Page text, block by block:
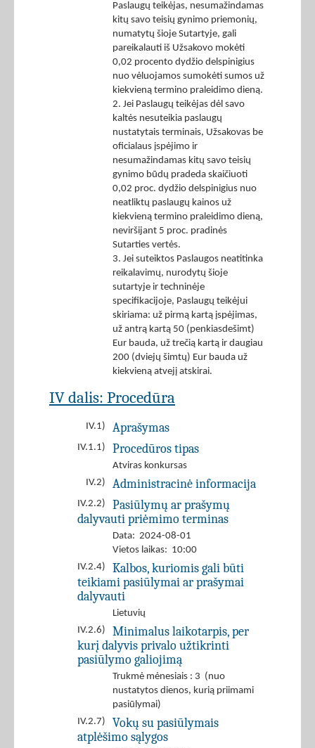
Paslaugų teikėjas, nesumažindamas
kitų savo teisių gynimo priemonių,
numatytų šioje Sutartyje, gali
pareikalauti iš Užsakovo mokėti
0,02 procento dydžio delspinigius
nuo vėluojamos sumokėti sumos už
kiekvieną termino praleidimo dieną.
2. Jei Paslaugų teikėjas dėl savo
kaltės nesuteikia paslaugų
nustatytais terminais, Užsakovas be
oficialaus įspėjimo ir
nesumažindamas kitų savo teisių
gynimo būdų pradeda skaičiuoti
0,02 proc. dydžio delspinigius nuo
neatliktų paslaugų kainos už
kiekvieną termino praleidimo dieną,
neviršijant 5 proc. pradinės
Sutarties vertės.
3. Jei suteiktos Paslaugos neatitinka
reikalavimų, nurodytų šioje
sutartyje ir techninėje
specifikacijoje, Paslaugų teikėjui
skiriama: už pirmą kartą įspėjimas,
už antrą kartą 50 (penkiasdešimt)
Eur bauda, už trečią kartą ir daugiau
200 (dviejų šimtų) Eur bauda už
kiekvieną atvejį atskirai.
IV dalis: Procedūra
IV.1) Aprašymas
IV.1.1) Procedūros tipas
Atviras konkursas
IV.2)
Administracinė informacija
IV.2.2)
Pasiūlymų ar prašymų
dalyvauti priėmimo terminas
Data: 2024-08-01
Vietos laikas: 10:00
IV.2.4)
Kalbos, kuriomis gali būti
teikiami pasiūlymai ar prašymai
dalyvauti
Lietuvių
IV.2.6)
Minimalus laikotarpis, per
kurį dalyvis privalo užtikrinti
pasiūlymo galiojimą
Trukmė mėnesiais : 3 (nuo
nustatytos dienos, kurią priimami
pasiūlymai)
IV.2.7)
Vokų su pasiūlymais
atplėšimo sąlygos